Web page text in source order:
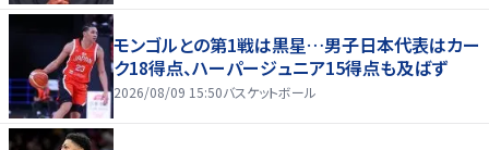
モンゴルとの第1戦は黒星…男子日本代表はカー
ク18得点、ハーパージュニア15得点も及ばず
2026/08/09 15:50バスケットボール